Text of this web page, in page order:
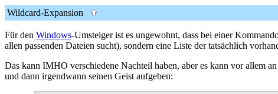
Wildcard-Expansion
Für den Windows-Umsteiger ist es ungewohnt, dass bei einer
allen passenden Dateien sucht), sondern eine Liste der tatsächlich
Das kann IMHO verschiedene Nachteil haben, aber es kann vor allem
und dann irgendwann seinen Geist aufgeben: